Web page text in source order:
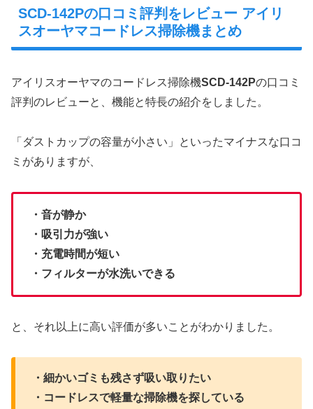
SCD-142Pの口コミ評判をレビュー アイリ
スオーヤマコードレス掃除機まとめ
アイリスオーヤマのコードレス掃除機SCD-142Pの口コミ
評判のレビューと、機能と特長の紹介をしました。
「ダストカップの容量が小さい」といったマイナスな口コ
ミがありますが、
・音が静か
・吸引力が強い
・充電時間が短い
・フィルターが水洗いできる
と、それ以上に高い評価が多いことがわかりました。
・細かいゴミも残さず吸い取りたい
・コードレスで軽量な掃除機を探している